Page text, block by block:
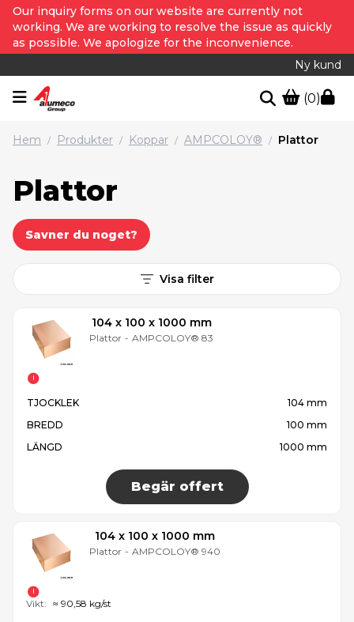
Our inquiry forms on our website are currently not
working. We are working to resolve the issue as quickly
as possible. We apologize for the inconvenience.
Ny kund
(0)
Hem / Produkter / Koppar / AMPCOLOY® / Plattor
Plattor
Savner du noget?
Visa filter
104 x 100 x 1000 mm
Plattor - AMPCOLOY® 83
TJOCKLEK
104 mm
BREDD
100 mm
LÄNGD
1000 mm
Begär offert
104 x 100 x 1000 mm
Plattor - AMPCOLOY® 940
Vikt: ≈ 90,58 kg/st